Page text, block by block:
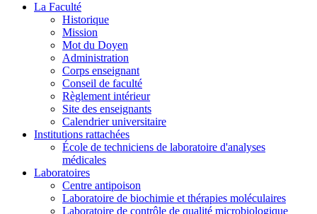
La Faculté
Historique
Mission
Mot du Doyen
Administration
Corps enseignant
Conseil de faculté
Règlement intérieur
Site des enseignants
Calendrier universitaire
Institutions rattachées
École de techniciens de laboratoire d'analyses
médicales
Laboratoires
Centre antipoison
Laboratoire de biochimie et thérapies moléculaires
Laboratoire de contrôle de qualité microbiologique